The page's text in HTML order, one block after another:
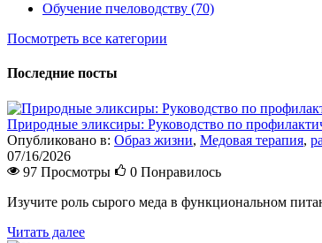
Обучение пчеловодству (70)
Посмотреть все категории
Последние посты
Природные эликсиры: Руководство по
Опубликовано в: Образ жизни, Медовая терапия,
07/16/2026
97 Просмотры
0 Понравилось
Изучите роль сырого меда в функциональном
Читать далее